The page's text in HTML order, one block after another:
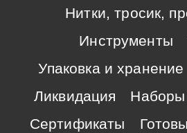
Нитки, тросик,
Инструменты
Упаковка и хранение
Ликвидация
Наборы
Сертификаты